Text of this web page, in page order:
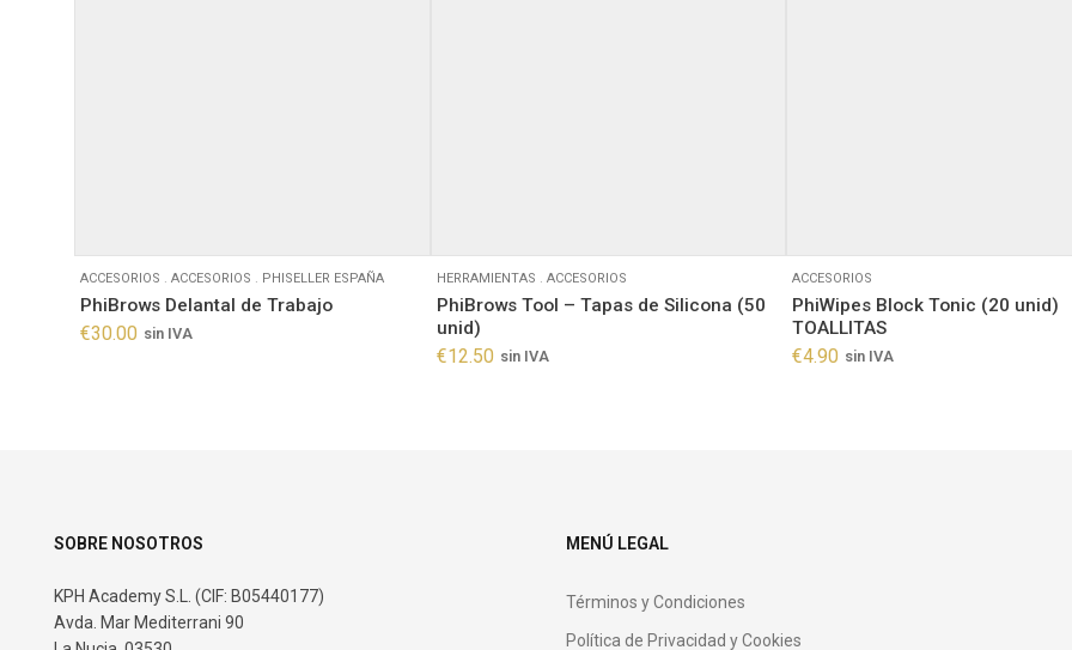
ACCESORIOS . ACCESORIOS . PHISELLER ESPAÑA
PhiBrows Delantal de Trabajo
€30.00 sin IVA
HERRAMIENTAS . ACCESORIOS
PhiBrows Tool – Tapas de Silicona (50
unid)
€12.50 sin IVA
ACCESORIOS
PhiWipes Block Tonic (20 unid)
TOALLITAS
€4.90 sin IVA
SOBRE NOSOTROS
KPH Academy S.L. (CIF: B05440177)
Avda. Mar Mediterrani 90
MENÚ LEGAL
Términos y Condiciones
Política de Privacidad y Cookies